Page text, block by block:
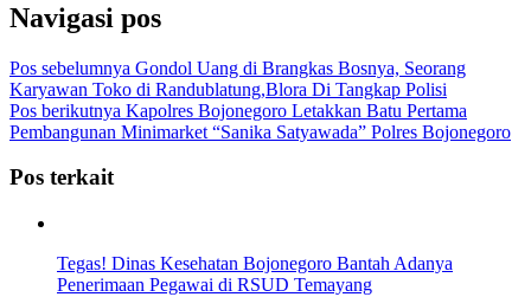
Navigasi pos
Pos sebelumnya Gondol Uang di Brangkas Bosnya, Seorang
Karyawan Toko di Randublatung,Blora Di Tangkap Polisi
Pos berikutnya Kapolres Bojonegoro Letakkan Batu Pertama
Pembangunan Minimarket “Sanika Satyawada” Polres Bojonegoro
Pos terkait
Tegas! Dinas Kesehatan Bojonegoro Bantah Adanya
Penerimaan Pegawai di RSUD Temayang